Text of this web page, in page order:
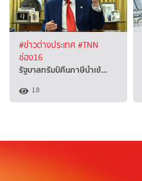
#ข่าวต่างประเทศ #TNN
ช่อง16
รัฐบาลทรัมป์คืนภาษีนำเข้…
18